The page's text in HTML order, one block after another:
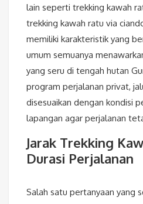
lain seperti trekking kawah
trekking kawah ratu via
memiliki karakteristik yang
umum semuanya
yang seru di tengah hutan
program perjalanan privat,
disesuaikan dengan kondisi
lapangan agar perjalanan
Jarak Trekking
Durasi Perjalanan
Salah satu pertanyaan yang